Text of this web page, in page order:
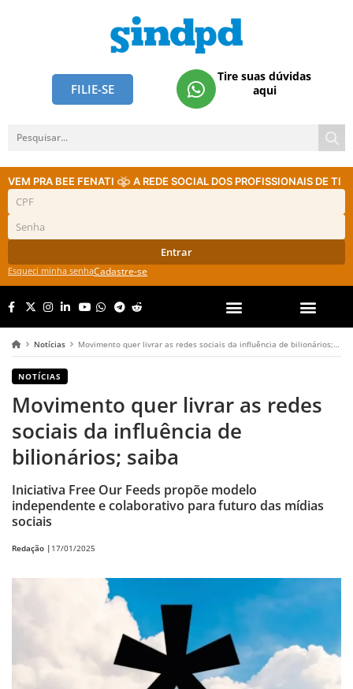
FILIE-SE
Tire suas dúvidas
aqui
VEM PRA BEE FENATI A REDE SOCIAL DOS PROFISSIONAIS DE TI
Entrar
Esqueci minha senhaCadastre-se
Notícias Movimento quer livrar as redes sociais da influência de bilionários; saiba
NOTÍCIAS
Movimento quer livrar as redes
sociais da influência de
bilionários; saiba
Iniciativa Free Our Feeds propõe modelo
independente e colaborativo para futuro das mídias
sociais
Redação | 17/01/2025